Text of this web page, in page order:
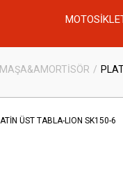
MAŞA&AMORTİSÖR